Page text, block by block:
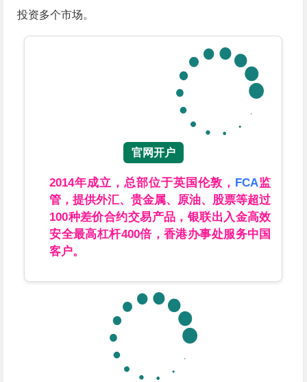
投资多个市场。
官网开户
2014年成立，总部位于英国伦敦， FCA监
管，提供外汇、贵金属、原油、股票等超过
100种差价合约交易产品，银联出入金高效
安全最高杠杆400倍，香港办事处服务中国
客户。